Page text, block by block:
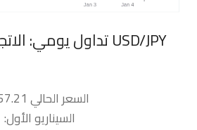
السعر الحالي 157.21
السيناريو الأول: